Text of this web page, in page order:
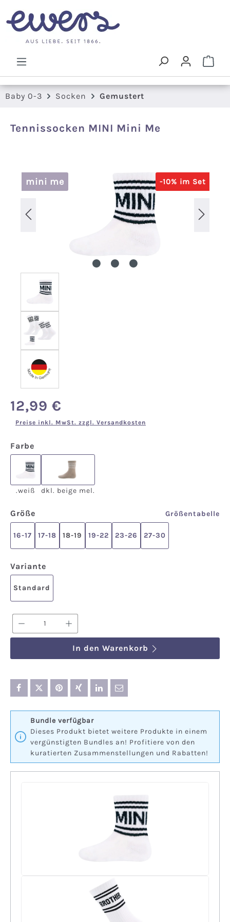
Zum Hauptinhalt springen
Baby 0-3 Socken Gemustert
Tennissocken MINI Mini Me
-10% im Set
mini me
Regulärer Preis:
12,99 €
Preise inkl. MwSt. zzgl. Versandkosten
Farbe
.weiß
dkl. beige mel.
dkl. beige mel.
Größe Größentabelle
16-17 17-18 18-19 19-22 23-26 27-30
Variante
Standard
Produkt Anzahl: Gib den
In den Warenkorb
Bundle verfügbar
Dieses Produkt bietet weitere Produkte in einem
vergünstigten Bundles an! Profitiere von den
kuratierten Zusammenstellungen und Rabatten!